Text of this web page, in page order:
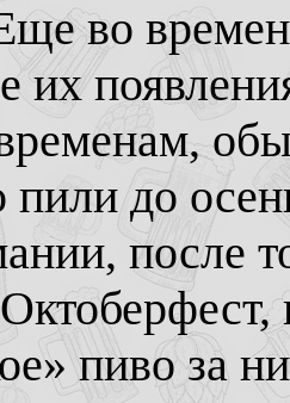
во
их
пили до
после
пиво за